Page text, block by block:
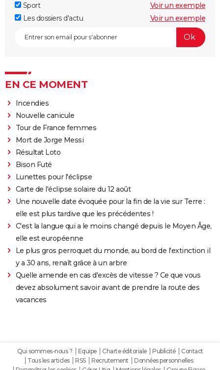
Sport
Voir un exemple
Les dossiers d'actu
Voir un exemple
EN CE MOMENT
Incendies
Nouvelle canicule
Tour de France femmes
Mort de Jorge Messi
Résultat Loto
Bison Futé
Lunettes pour l'éclipse
Carte de l'éclipse solaire du 12 août
Une nouvelle date évoquée pour la fin de la vie sur Terre :
elle est plus tardive que les précédentes !
C'est la langue qui a le moins changé depuis le Moyen Âge,
elle est européenne
Le plus gros perroquet du monde, au bord de l'extinction il
y a 30 ans, renaît grâce à un arbre
Quelle amende en cas d'excès de vitesse ? Ce que vous
devez absolument savoir avant de prendre la route des
vacances
Qui sommes-nous ? Equipe Charte éditoriale Publicité
Contact
Tous les articles
RSS Recrutement
Données personnelles